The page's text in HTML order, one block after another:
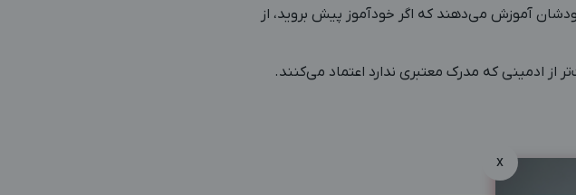
آموزش می‌دهند که اگر خودآموز پیش بروید، از
از ادمینی که مدرک معتبری ندارد اعتماد می‌کنند.
x